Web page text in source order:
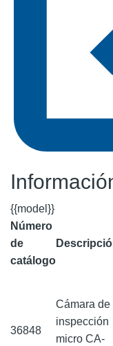
{{model}}
Número
de
catálogo
36848
Cámara de
inspección
micro CA-